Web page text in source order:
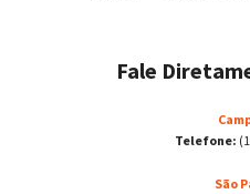
Fale
Telefone:
São